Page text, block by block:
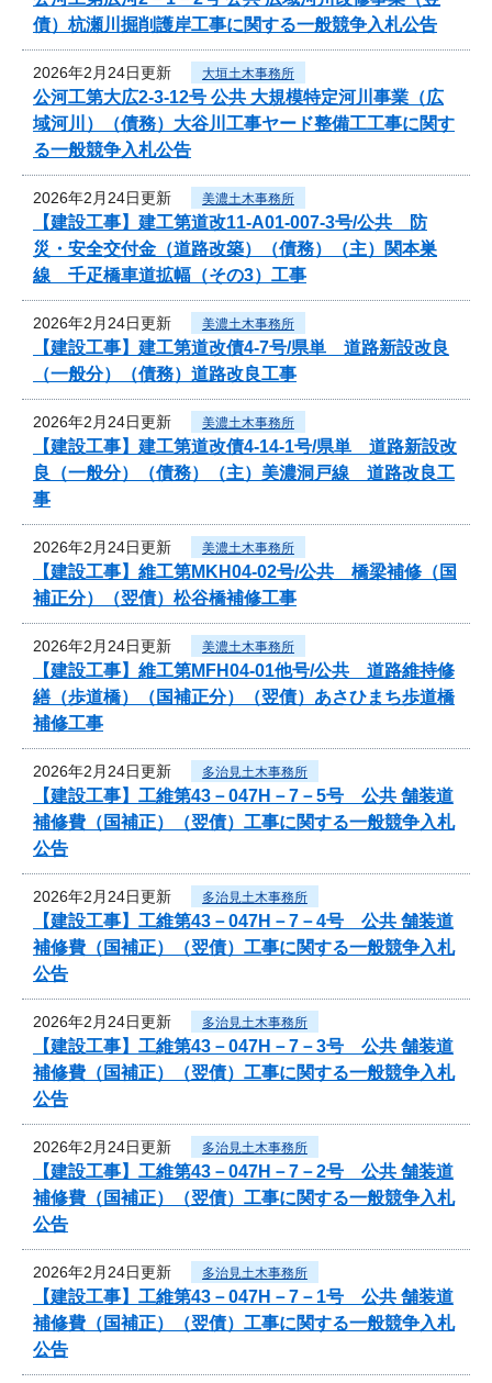
債）杭瀬川掘削護岸工事に関する一般競争入札公告
2026年2月24日更新 大垣土木事務所
公河工第大広2-3-12号 公共 大規模特定河川事業（広
域河川）（債務）大谷川工事ヤード整備工工事に関す
る一般競争入札公告
2026年2月24日更新 美濃土木事務所
【建設工事】建工第道改11-A01-007-3号/公共 防
災・安全交付金（道路改築）（債務）（主）関本巣
線 千疋橋車道拡幅（その3）工事
2026年2月24日更新 美濃土木事務所
【建設工事】建工第道改債4-7号/県単 道路新設改良
（一般分）（債務）道路改良工事
2026年2月24日更新 美濃土木事務所
【建設工事】建工第道改債4-14-1号/県単 道路新設改
良（一般分）（債務）（主）美濃洞戸線 道路改良工
事
2026年2月24日更新 美濃土木事務所
【建設工事】維工第MKH04-02号/公共 橋梁補修（国
補正分）（翌債）松谷橋補修工事
2026年2月24日更新 美濃土木事務所
【建設工事】維工第MFH04-01他号/公共 道路維持修
繕（歩道橋）（国補正分）（翌債）あさひまち歩道橋
補修工事
2026年2月24日更新 多治見土木事務所
【建設工事】工維第43－047H－7－5号 公共 舗装道
補修費（国補正）（翌債）工事に関する一般競争入札
公告
2026年2月24日更新 多治見土木事務所
【建設工事】工維第43－047H－7－4号 公共 舗装道
補修費（国補正）（翌債）工事に関する一般競争入札
公告
2026年2月24日更新 多治見土木事務所
【建設工事】工維第43－047H－7－3号 公共 舗装道
補修費（国補正）（翌債）工事に関する一般競争入札
公告
2026年2月24日更新 多治見土木事務所
【建設工事】工維第43－047H－7－2号 公共 舗装道
補修費（国補正）（翌債）工事に関する一般競争入札
公告
2026年2月24日更新 多治見土木事務所
【建設工事】工維第43－047H－7－1号 公共 舗装道
補修費（国補正）（翌債）工事に関する一般競争入札
公告